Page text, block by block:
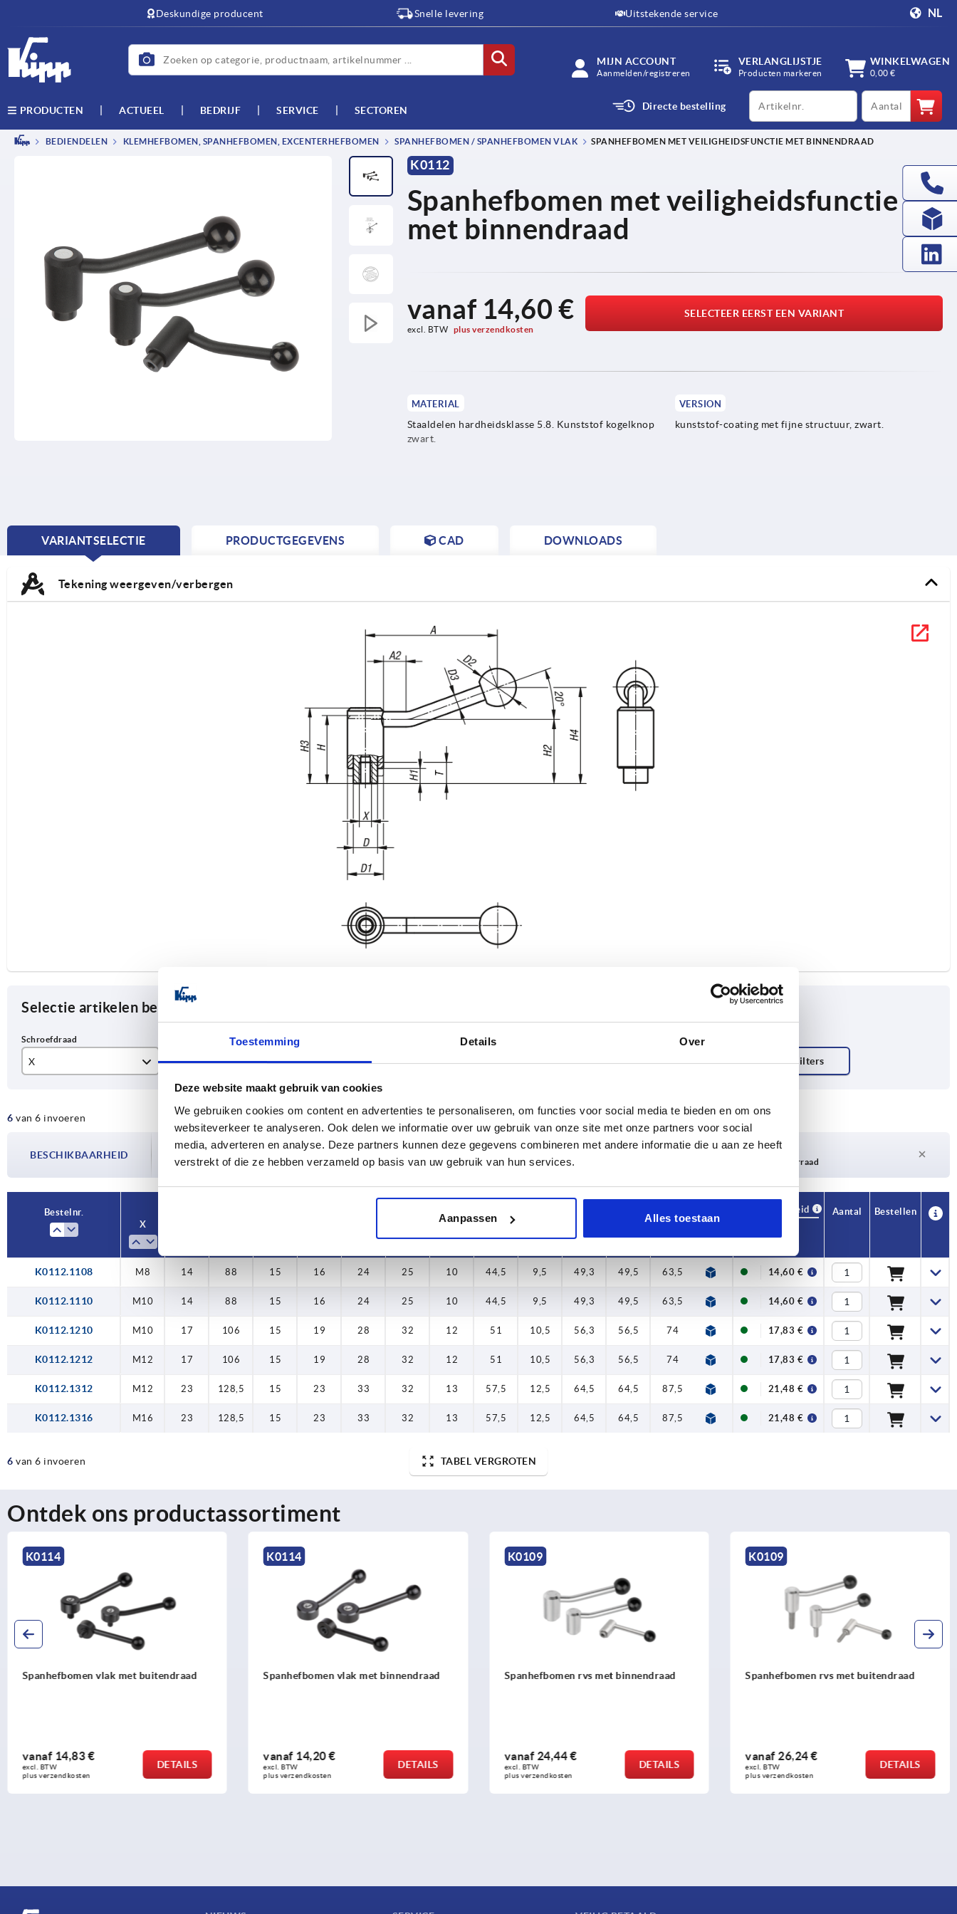
Toestemming Details Over
Deze website maakt gebruik van cookies
We gebruiken cookies om content en advertenties te personaliseren, om functies voor social media te bieden en om ons
websiteverkeer te analyseren. Ook delen we informatie over uw gebruik van onze site met onze partners voor social
media, adverteren en analyse. Deze partners kunnen deze gegevens combineren met andere informatie die u aan ze heeft
verstrekt of die ze hebben verzameld op basis van uw gebruik van hun services.
Aanpassen Alles toestaan
Deskundige producent Snelle levering Uitstekende service NL
MIJN ACCOUNT
Aanmelden/registreren
VERLANGLIJSTJE
Producten markeren
WINKELWAGEN
0,00 €
PRODUCTEN ACTUEEL BEDRIJF SERVICE SECTOREN Directe bestelling
productCode qty
BEDIENDELEN KLEMHEFBOMEN, SPANHEFBOMEN, EXCENTERHEFBOMEN SPANHEFBOMEN / SPANHEFBOMEN VLAK SPANHEFBOMEN MET VEILIGHEIDSFUNCTIE MET BINNENDRAAD
K0112
Spanhefbomen met veiligheidsfunctie
met binnendraad
vanaf 14,60 €
excl. BTW plus verzendkosten
SELECTEER EERST EEN VARIANT
MATERIAL
Staaldelen hardheidsklasse 5.8. Kunststof kogelknop
zwart.
VERSION
kunststof-coating met fijne structuur, zwart.
VARIANTSELECTIE
CURRENT
PRODUCTGEGEVENS CAD DOWNLOADS
Tekening weergeven/verbergen
Selectie artikelen begrenzen
X
M10
M16
T
14
23
A
88
128,5
A2 D
23
6 van 6 invoeren TABEL VERGROTEN
BESCHIKBAARHEID
De beschikbaarheid wordt meerdere keren per dag met regelmatige tussenpozen
over de bevestigde verzenddatum.
1-3 dagen
Levertijd op aanvraag
Momenteel niet op voorraad
Bestelnr.
X
D3 H H4
Aantal
Beschikbaarheid
Aantal Bestellen
K0112.1108 M8 14 88 15 16 24 25 10 44,5 9,5 49,3 49,5 63,5 22 14,60 €
K0112.1110 M10 14 88 15 16 24 25 10 44,5 9,5 49,3 49,5 63,5 22 14,60 €
K0112.1210 M10 17 106 15 19 28 32 12 51 10,5 56,3 56,5 74 24 17,83 €
K0112.1212 M12 17 106 15 19 28 32 12 51 10,5 56,3 56,5 74 24 17,83 €
K0112.1312 M12 23 128,5 15 23 33 32 13 57,5 12,5 64,5 64,5 87,5 26 21,48 €
K0112.1316 M16 23 128,5 15 23 33 32 13 57,5 12,5 64,5 64,5 87,5 26 21,48 €
6 van 6 invoeren TABEL VERGROTEN
Ontdek ons productassortiment
K0114
Spanhefbomen vlak met buitendraad
vanaf 14,83 €
excl. BTW
plus verzendkosten
DETAILS
K0114
Spanhefbomen vlak met binnendraad
vanaf 14,20 €
excl. BTW
plus verzendkosten
DETAILS
K0109
Spanhefbomen rvs met binnendraad
vanaf 24,44 €
excl. BTW
plus verzendkosten
DETAILS
K0109
Spanhefbomen rvs met buitendraad
vanaf 26,24 €
excl. BTW
plus verzendkosten
DETAILS